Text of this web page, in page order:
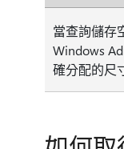
當查詢儲存
Windows
確分配的尺